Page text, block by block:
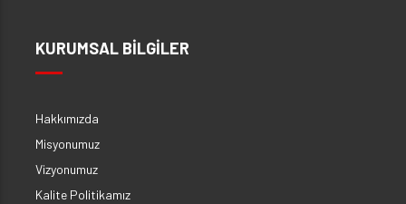
KURUMSAL BİLGİLER
Hakkımızda
Misyonumuz
Vizyonumuz
Kalite Politikamız